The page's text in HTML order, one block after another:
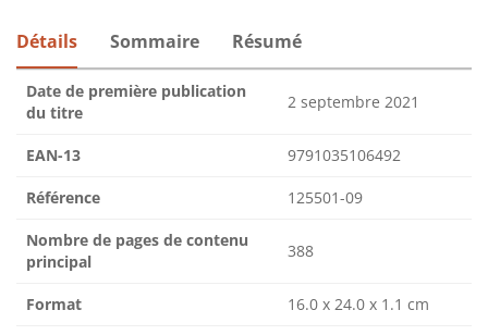
Détails Sommaire Résumé
Date de première publication
du titre
2 septembre 2021
EAN-13 9791035106492
Référence 125501-09
Nombre de pages de contenu
principal
388
Format 16.0 x 24.0 x 1.1 cm